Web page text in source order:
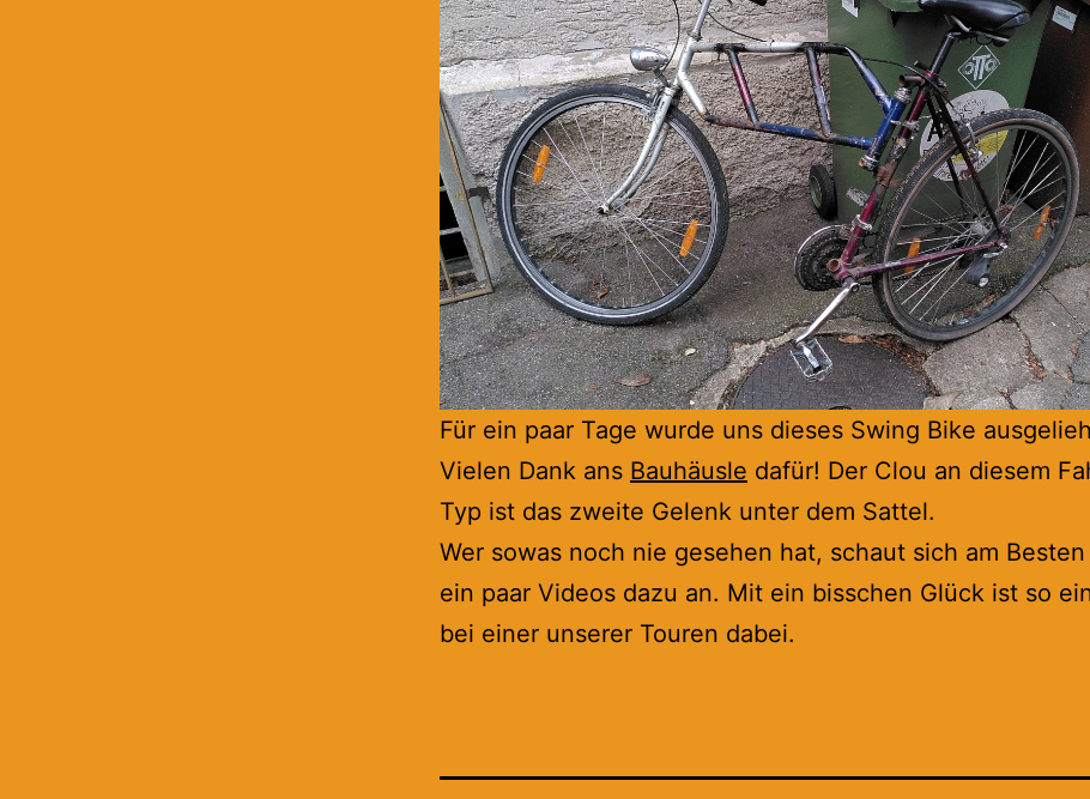
Für ein paar Tage wurde uns dieses Swing Bike
Vielen Dank ans Bauhäusle dafür! Der Clou an diesem
Typ ist das zweite Gelenk unter dem Sattel.
Wer sowas noch nie gesehen hat, schaut sich am Besten
ein paar Videos dazu an. Mit ein bisschen Glück ist so
bei einer unserer Touren dabei.